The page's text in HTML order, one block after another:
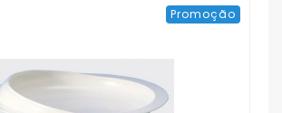
Promoção